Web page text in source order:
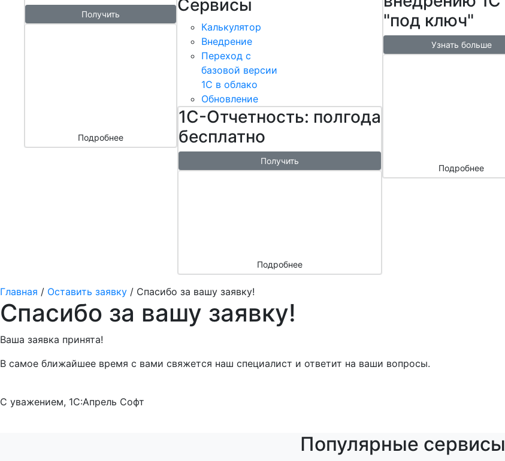
Получить
Подробнее
Сервисы
Калькулятор
Внедрение
Переход с
базовой версии
1С в облако
Обновление
1С-Отчетность: полгода
бесплатно
Получить
Подробнее
"под ключ"
Узнать больше
Подробнее
Главная / Оставить заявку / Спасибо за вашу заявку!
Спасибо за вашу заявку!
Ваша заявка принята!
В самое ближайшее время с вами свяжется наш специалист и ответит на ваши вопросы.
С уважением, 1С:Апрель Софт
Популярные сервисы